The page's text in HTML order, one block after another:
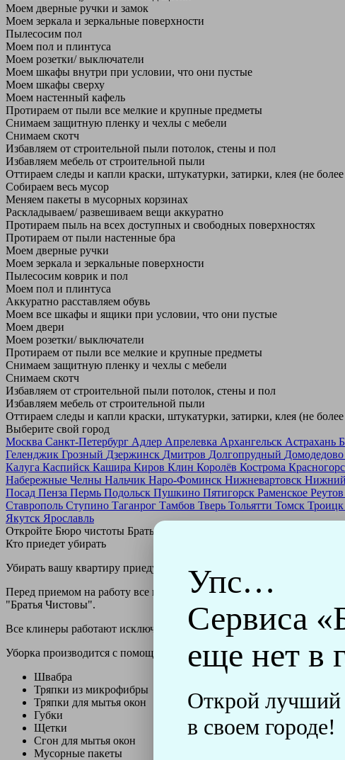
Упс…
Сервиса
еще нет в
Открой лучший
в своем городе!
Моем дверные ручки и замок
Моем зеркала и зеркальные поверхности
Пылесосим пол
Моем пол и плинтуса
Моем розетки/ выключатели
Моем шкафы внутри при условии, что они пустые
Моем шкафы сверху
Моем настенный кафель
Протираем от пыли все мелкие и крупные предметы
Снимаем защитную пленку и чехлы с мебели
Снимаем скотч
Избавляем от строительной пыли потолок, стены и пол
Избавляем мебель от строительной пыли
Оттираем следы и капли краски, штукатурки, затирки, клея (не
Собираем весь мусор
Меняем пакеты в мусорных корзинах
Раскладываем/ развешиваем вещи аккуратно
Протираем пыль на всех доступных и свободных поверхностях
Протираем от пыли настенные бра
Моем дверные ручки
Моем зеркала и зеркальные поверхности
Пылесосим коврик и пол
Моем пол и плинтуса
Аккуратно расставляем обувь
Моем все шкафы и ящики при условии, что они пустые
Моем двери
Моем розетки/ выключатели
Протираем от пыли все мелкие и крупные предметы
Снимаем защитную пленку и чехлы с мебели
Снимаем скотч
Избавляем от строительной пыли потолок, стены и пол
Избавляем мебель от строительной пыли
Оттираем следы и капли краски, штукатурки, затирки, клея (не
Выберите свой город
Москва Санкт-Петербург Адлер Апрелевка Архангельск Астрахань
Геленджик Грозный Дзержинск Дмитров Долгопрудный Домодедово
Калуга Каспийск Кашира Киров Клин Королёв Кострома
Набережные Челны Нальчик Наро-Фоминск Нижневартовск
Посад Пенза Пермь Подольск Пушкино Пятигорск Раменское Реутов
Ставрополь Ступино Таганрог Тамбов Тверь Тольятти Томск Троицк
Якутск Ярославль
Откройте Бюро чистоты Братьев Чистовых в своем городе по
Кто приедет убирать
Убирать вашу квартиру приедут профессионально обученные
Перед приемом на работу все клинеры проходят аттестацию в
"Братья Чистовы".
Все клинеры работают исключительно в форме с логотипом
Уборка производится с помощью профессиональных технических и
Швабра
Тряпки из микрофибры
Тряпки для мытья окон
Губки
Щетки
Сгон для мытья окон
Мусорные пакеты